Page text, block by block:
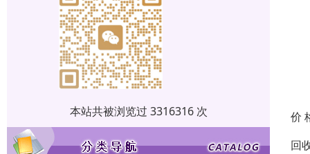
本站共被浏览过 3316316 次
价
回